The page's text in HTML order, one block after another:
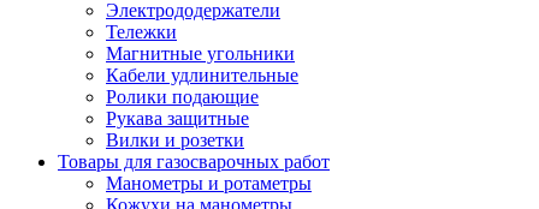
Электрододержатели
Тележки
Магнитные угольники
Кабели удлинительные
Ролики подающие
Рукава защитные
Вилки и розетки
Товары для газосварочных работ
Манометры и ротаметры